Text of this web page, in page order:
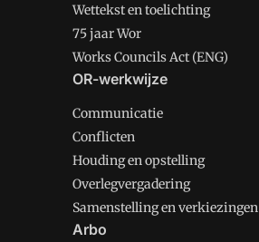
Wettekst en toelichting
75 jaar Wor
Works Councils Act (ENG)
OR-werkwijze
Communicatie
Conflicten
Houding en opstelling
Overlegvergadering
Samenstelling en verkiezingen
Arbo